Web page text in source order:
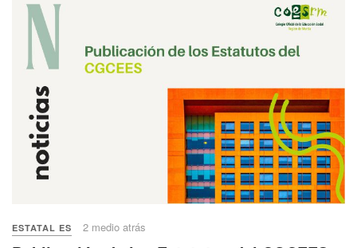
ESTATAL ES 2 medio atrás